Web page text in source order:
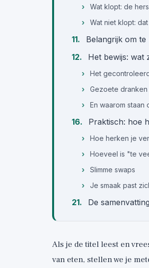
Wat klopt: de
Wat niet klopt:
Belangrijk om
Het bewijs: wat
Het
Gezoete
En waarom
Praktisch: hoe
Hoe herken je
Hoeveel is "te
Slimme swaps
Je smaak past
De
Als je de titel leest en
van eten, stellen we je